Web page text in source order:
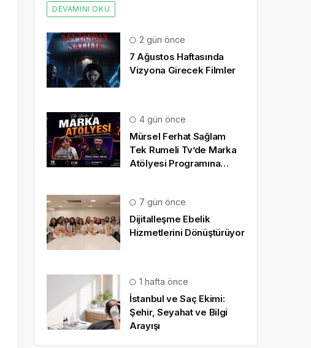
DEVAMINI OKU
2 gün önce
7 Ağustos Haftasında
Vizyona Girecek Filmler
4 gün önce
Mürsel Ferhat Sağlam
Tek Rumeli Tv’de Marka
Atölyesi Programına
7 gün önce
Dijitalleşme Ebelik
Hizmetlerini Dönüştürüyor
1 hafta önce
İstanbul ve Saç Ekimi:
Şehir, Seyahat ve Bilgi
Arayışı